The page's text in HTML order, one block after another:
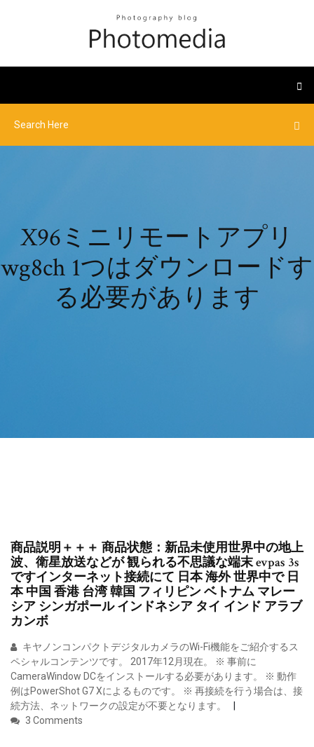
X96ミニリモートアプリ
wg8ch 1つはダウンロードす
る必要があります
商品説明＋＋＋ 商品状態：新品未使用世界中の地上
波、衛星放送などが 観られる不思議な端末 evpas 3s
ですインターネット接続にて 日本 海外 世界中で 日
本 中国 香港 台湾 韓国 フィリピン ベトナム マレー
シア シンガポール インドネシア タイ インド アラブ
カンボ
キヤノンコンパクトデジタルカメラのWi-Fi機能をご紹介するス
ペシャルコンテンツです。 2017年12月現在。 ※ 事前に
CameraWindow DCをインストールする必要があります。 ※ 動作
例はPowerShot G7 Xによるものです。 ※ 再接続を行う場合は、接
続方法、ネットワークの設定が不要となります。
3 Comments